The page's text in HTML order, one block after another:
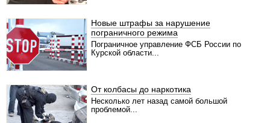
Новые штрафы за нарушение
пограничного режима
Пограничное управление ФСБ России по
Курской области...
От колбасы до наркотика
Несколько лет назад самой большой
проблемой...